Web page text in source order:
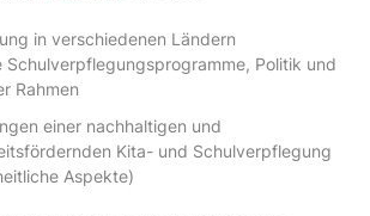
in verschiedenen Ländern
Schulverpflegungsprogramme, Politik und
Rahmen
einer nachhaltigen und
Kita- und Schulverpflegung
Aspekte)